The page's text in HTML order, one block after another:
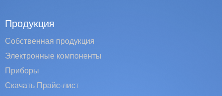
Продукция
Собственная продукция
Электронные компоненты
Приборы
Скачать Прайс-лист